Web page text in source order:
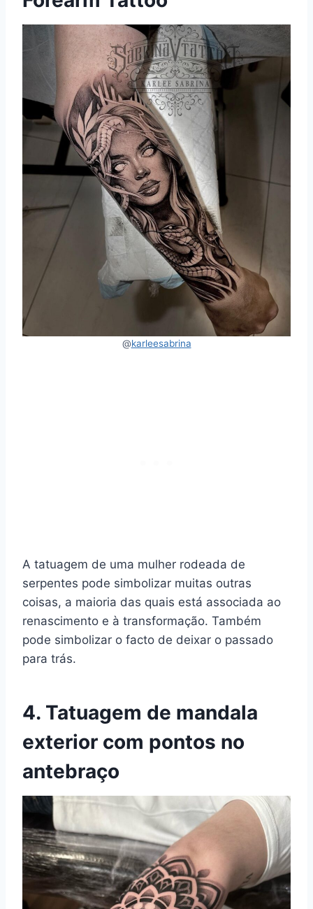
@karleesabrina
A tatuagem de uma mulher rodeada de
serpentes pode simbolizar muitas outras
coisas, a maioria das quais está associada ao
renascimento e à transformação. Também
pode simbolizar o facto de deixar o passado
para trás.
4. Tatuagem de mandala
exterior com pontos no
antebraço